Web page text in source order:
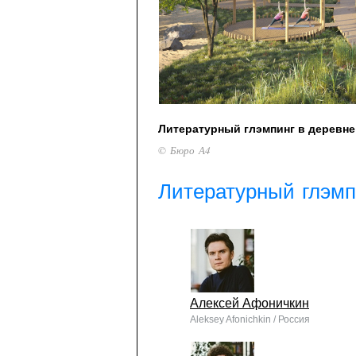
Литературный глэмпинг в
© Бюро А4
Литературный
Алексей Афоничкин
Aleksey Afonichkin / Россия